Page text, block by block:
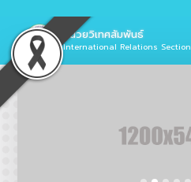
หน่วยวิเทศสัมพันธ์
International Relations Section